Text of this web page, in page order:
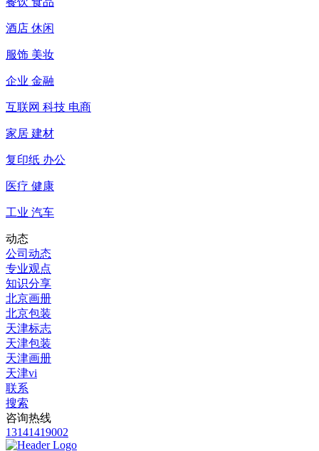
酒店 休闲
服饰 美妆
企业 金融
互联网 科技 电商
家居 建材
复印纸 办公
医疗 健康
工业 汽车
动态
公司动态
专业观点
知识分享
北京画册
北京包装
天津标志
天津包装
天津画册
天津vi
联系
搜索
咨询热线
13141419002